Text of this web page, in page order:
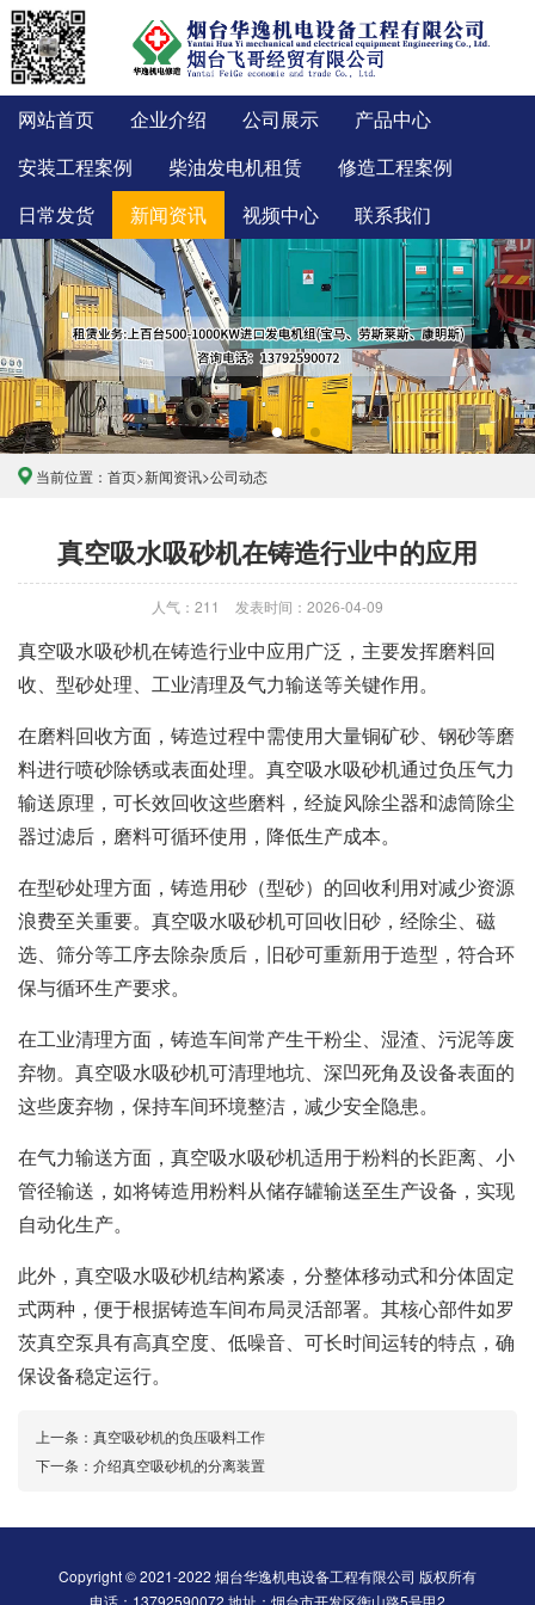
网站首页 企业介绍 公司展示
产品中心
安装工程案例
柴油发电机租赁
修造工程案例
日常发货
新闻资讯 视频中心 联系我们
当前位置： 首页>新闻资讯>公司动态
真空吸水吸砂机在铸造行业中的应用
人气：211 发表时间：2026-04-09
真空吸水吸砂机在铸造行业中应用广泛，主要发挥磨料回
收、型砂处理、工业清理及气力输送等关键作用。
在磨料回收方面，铸造过程中需使用大量铜矿砂、钢砂等磨
料进行喷砂除锈或表面处理。真空吸水吸砂机通过负压气力
输送原理，可长效回收这些磨料，经旋风除尘器和滤筒除尘
器过滤后，磨料可循环使用，降低生产成本。
在型砂处理方面，铸造用砂（型砂）的回收利用对减少资源
浪费至关重要。真空吸水吸砂机可回收旧砂，经除尘、磁
选、筛分等工序去除杂质后，旧砂可重新用于造型，符合环
保与循环生产要求。
在工业清理方面，铸造车间常产生干粉尘、湿渣、污泥等废
弃物。真空吸水吸砂机可清理地坑、深凹死角及设备表面的
这些废弃物，保持车间环境整洁，减少安全隐患。
在气力输送方面，真空吸水吸砂机适用于粉料的长距离、小
管径输送，如将铸造用粉料从储存罐输送至生产设备，实现
自动化生产。
此外，真空吸水吸砂机结构紧凑，分整体移动式和分体固定
式两种，便于根据铸造车间布局灵活部署。其核心部件如罗
茨真空泵具有高真空度、低噪音、可长时间运转的特点，确
保设备稳定运行。
上一条： 真空吸砂机的负压吸料工作
下一条： 介绍真空吸砂机的分离装置
Copyright © 2021-2022 烟台华逸机电设备工程有限公司 版权所有
电话：13792590072 地址：烟台市开发区衡山路5号甲2